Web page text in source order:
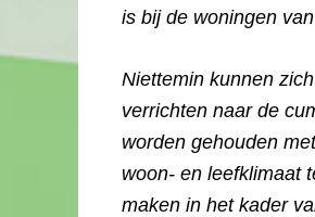
is bij de woningen
Niettemin kunnen
verrichten naar de
worden gehouden
woon- en leefklimaat
maken in het kader